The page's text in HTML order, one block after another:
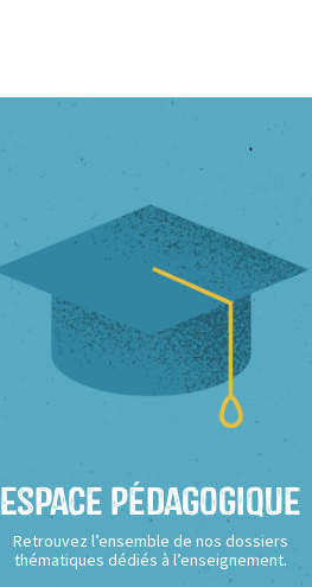
Espace Pédagogique
Retrouvez l’ensemble de nos dossiers
thématiques dédiés à l’enseignement.